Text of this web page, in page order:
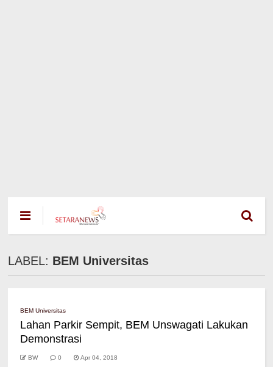
LABEL: BEM Universitas
BEM Universitas
Lahan Parkir Sempit, BEM Unswagati Lakukan
Demonstrasi
BW 0 Apr 04, 2018